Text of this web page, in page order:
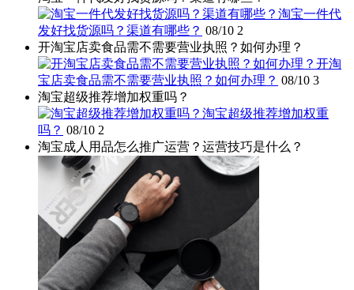
淘宝一件代
发好找货源吗？渠道有哪些？ 08/10 2
开淘宝店卖食品需不需要营业执照？如何办理？
开淘
宝店卖食品需不需要营业执照？如何办理？ 08/10 3
淘宝超级推荐增加权重吗？
淘宝超级推荐增加权重
吗？ 08/10 2
淘宝成人用品怎么推广运营？运营技巧是什么？